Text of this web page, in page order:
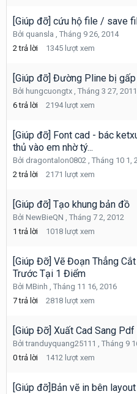
[Giúp đỡ] cứu hộ file / save
Bởi quansla , Tháng 9 26, 2014
2 trả lời 1345 lượt xem
[Giúp đỡ] Đường Pline bị gấp
Bởi hungcuongtx , Tháng 3 27, 2011
6 trả lời 2194 lượt xem
[Giúp đỡ] Font cad - bác
thủ vào em nhờ tý...
Bởi dragontalon0802 , Tháng 10 1,
2 trả lời 2171 lượt xem
[Giúp đỡ] Tạo khung bản đồ
Bởi NewBieQN , Tháng 7 2, 2012
1 trả lời 1018 lượt xem
[Giúp Đỡ] Vẽ Đoạn Thẳng
Trước Tại 1 Điểm
Bởi MBinh , Tháng 11 16, 2016
7 trả lời 2818 lượt xem
[Giúp Đỡ] Xuất Cad Sang
Bởitranduyquang25111 , Tháng 9
0 trả lời 1412 lượt xem
[Giúp đỡ]Bản vẽ in bên